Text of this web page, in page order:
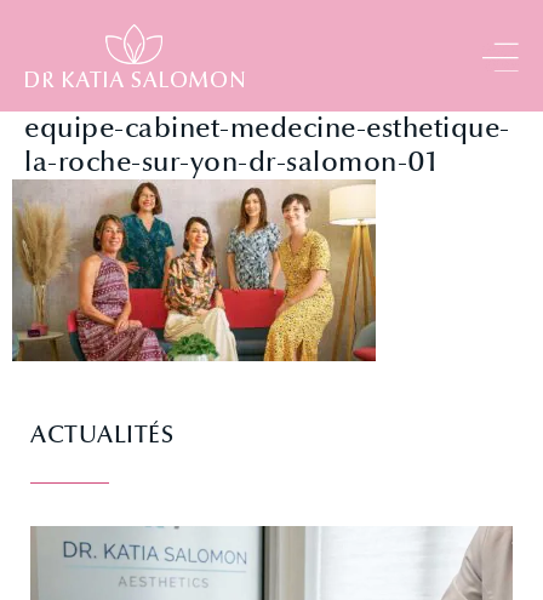
equipe-cabinet-medecine-esthetique-
la-roche-sur-yon-dr-salomon-01
ACTUALITÉS